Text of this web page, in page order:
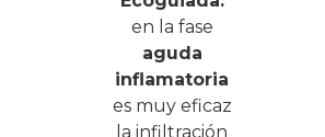
en la fase
aguda
inflamatoria
es muy eficaz
la infiltración